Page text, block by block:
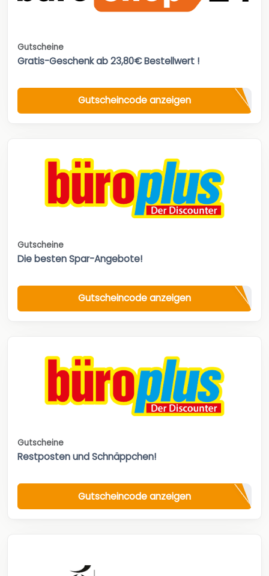
Gutscheine
Gratis-Geschenk ab 23,80€ Bestellwert !
Gutscheincode anzeigen
Gutscheine
Die besten Spar-Angebote!
Gutscheincode anzeigen
Gutscheine
Restposten und Schnäppchen!
Gutscheincode anzeigen